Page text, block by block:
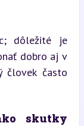
dôležité je
dobro aj v
človek často
skutky